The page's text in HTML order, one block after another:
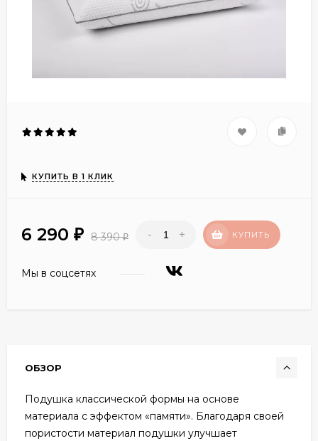
КУПИТЬ В 1 КЛИК
6 290 ₽ 8 390₽ - + КУПИТЬ
Мы в соцсетях
ОБЗОР
Подушка классической формы на основе
материала с эффектом «памяти». Благодаря своей
пористости материал подушки улучшает